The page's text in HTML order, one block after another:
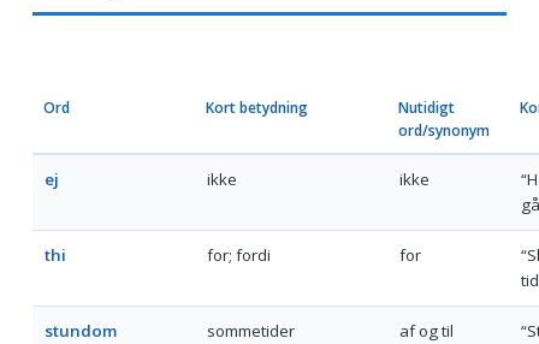
Ord Kort betydning
Nutidigt
ord/synonym
ej ikke ikke
thi for; fordi for
stundom sommetider af og til